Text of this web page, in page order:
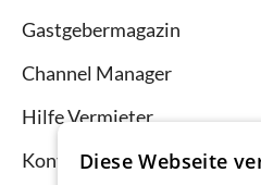
Gastgebermagazin
Channel Manager
Hilfe Vermieter
KontaktDiese Webseite